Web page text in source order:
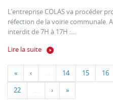
L’entreprise COLAS va procéder
réfection de la voirie communale.
interdit de 7H à 17H :...
Lire la suite
« ‹ … 14 15 16
22 … › »